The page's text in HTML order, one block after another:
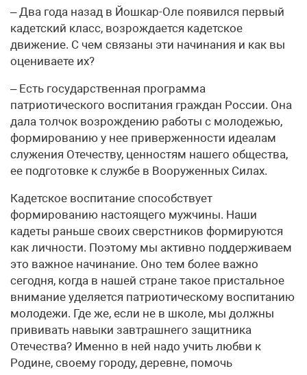
– Два года назад в Йошкар-Оле появился первый
кадетский класс, возрождается кадетское
движение. С чем связаны эти начинания и как вы
оцениваете их?
– Есть государственная программа
патриотического воспитания граждан России. Она
дала толчок возрождению работы с молодежью,
формированию у нее приверженности идеалам
служения Отечеству, ценностям нашего общества,
ее подготовке к службе в Вооруженных Силах.
Кадетское воспитание способствует
формированию настоящего мужчины. Наши
кадеты раньше своих сверстников формируются
как личности. Поэтому мы активно поддерживаем
это важное начинание. Оно тем более важно
сегодня, когда в нашей стране такое пристальное
внимание уделяется патриотическому воспитанию
молодежи. Где же, если не в школе, мы должны
прививать навыки завтрашнего защитника
Отечества? Именно в ней надо учить любви к
Родине, своему городу, деревне, помочь